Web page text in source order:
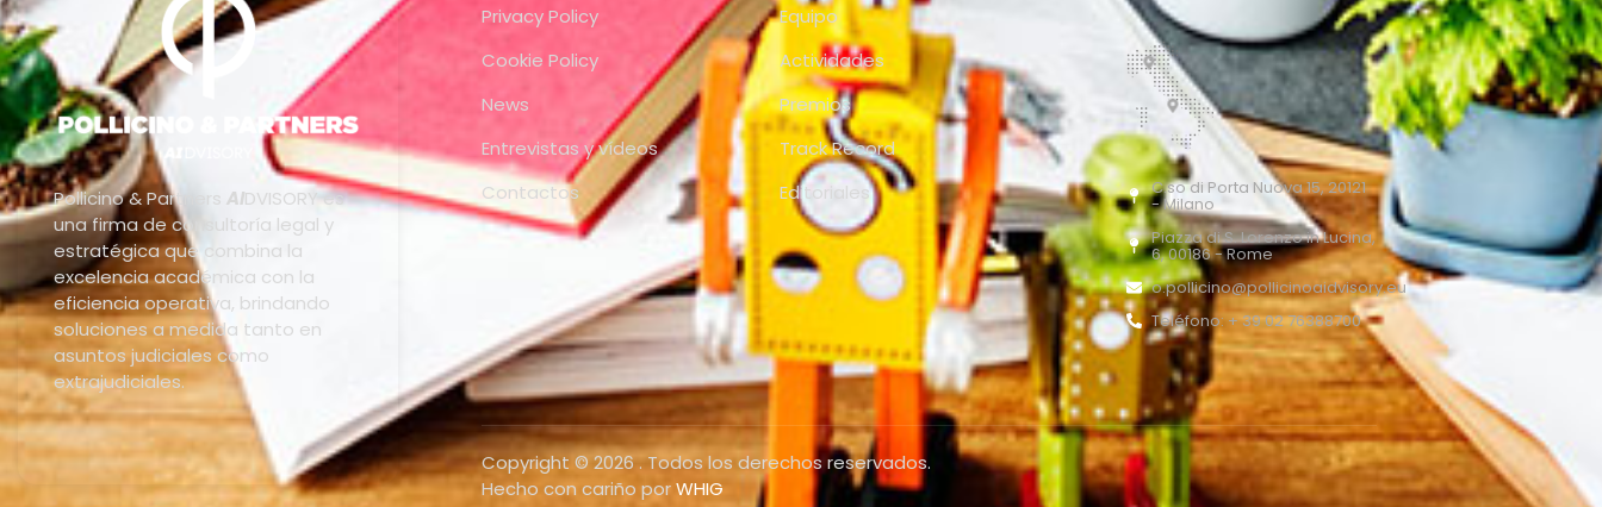
Pollicino & Partners AIDVISORY es
una firma de consultoría legal y
estratégica que combina la
excelencia académica con la
eficiencia operativa, brindando
soluciones a medida tanto en
asuntos judiciales como
extrajudiciales.
Privacy Policy
Cookie Policy
News
Entrevistas y vídeos
Contactos
Equipo
Actividades
Premios
Track Record
Editoriales
C.so di Porta Nuova 15, 20121
- Milano
Piazza di S. Lorenzo in Lucina,
6, 00186 - Rome
o.pollicino@pollicinoaidvisory.eu
Teléfono: + 39 02 76388700
Copyright © 2026 . Todos los derechos reservados.
Hecho con cariño porWHIG